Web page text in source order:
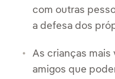
com outras
a defesa dos
As crianças mais
amigos que